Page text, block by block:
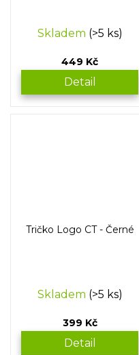
Skladem (>5 ks)
449 Kč
Detail
Tričko Logo CT - Černé
Skladem (>5 ks)
399 Kč
Detail